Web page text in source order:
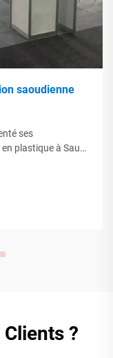
saoudienne
ses
plastique à Saudi
?